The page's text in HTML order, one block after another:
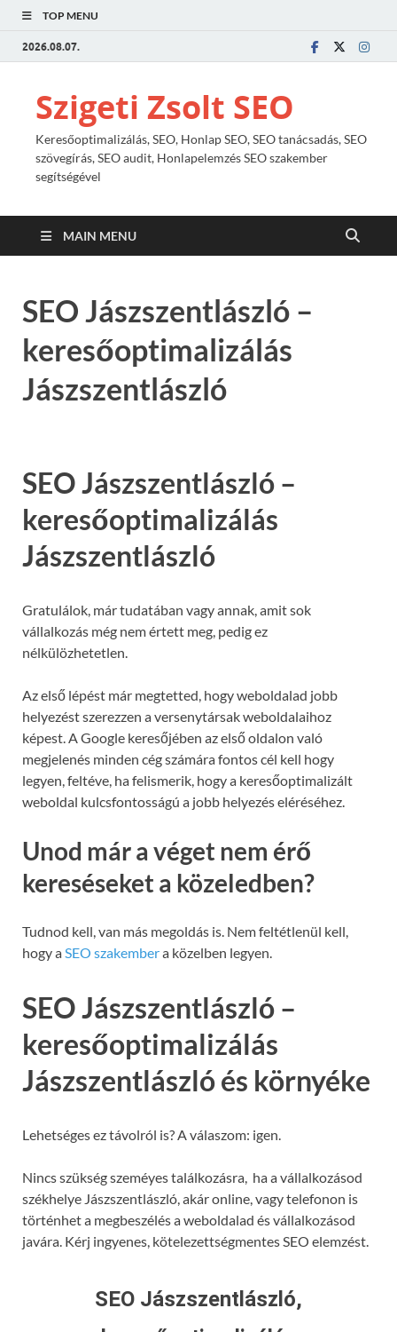
TOP MENU
2026.08.07.
Szigeti Zsolt SEO
Keresőoptimalizálás, SEO, Honlap SEO, SEO tanácsadás, SEO
szövegírás, SEO audit, Honlapelemzés SEO szakember
segítségével
MAIN MENU
SEO Jászszentlászló –
keresőoptimalizálás
Jászszentlászló
SEO Jászszentlászló –
keresőoptimalizálás
Jászszentlászló
Gratulálok, már tudatában vagy annak, amit sok
vállalkozás még nem értett meg, pedig ez
nélkülözhetetlen.
Az első lépést már megtetted, hogy weboldalad jobb
helyezést szerezzen a versenytársak weboldalaihoz
képest. A Google keresőjében az első oldalon való
megjelenés minden cég számára fontos cél kell hogy
legyen, feltéve, ha felismerik, hogy a keresőoptimalizált
weboldal kulcsfontosságú a jobb helyezés eléréséhez.
Unod már a véget nem érő
kereséseket a közeledben?
Tudnod kell, van más megoldás is. Nem feltétlenül kell,
hogy aSEO szakembera közelben legyen.
SEO Jászszentlászló –
keresőoptimalizálás
Jászszentlászló és környéke
Lehetséges ez távolról is? A válaszom: igen.
Nincs szükség szeméyes találkozásra, ha a vállalkozásod
székhelye Jászszentlászló, akár online, vagy telefonon is
történhet a megbeszélés a weboldalad és vállalkozásod
javára. Kérj ingyenes, kötelezettségmentes SEO elemzést.
SEO Jászszentlászló,